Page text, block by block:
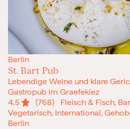
Berlin
St. Bart Pub
Lebendige Weine und klare
Gastropub im Graefekiez
4.5
(768) Fleisch & Fisch,
Vegetarisch, International,
Berlin